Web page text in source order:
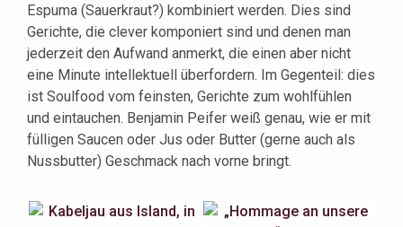
Espuma (Sauerkraut?) kombiniert werden. Dies sind
Gerichte, die clever komponiert sind und denen man
jederzeit den Aufwand anmerkt, die einen aber nicht
eine Minute intellektuell überfordern. Im Gegenteil: dies
ist Soulfood vom feinsten, Gerichte zum wohlfühlen
und eintauchen. Benjamin Peifer weiß genau, wie er mit
fülligen Saucen oder Jus oder Butter (gerne auch als
Nussbutter) Geschmack nach vorne bringt.